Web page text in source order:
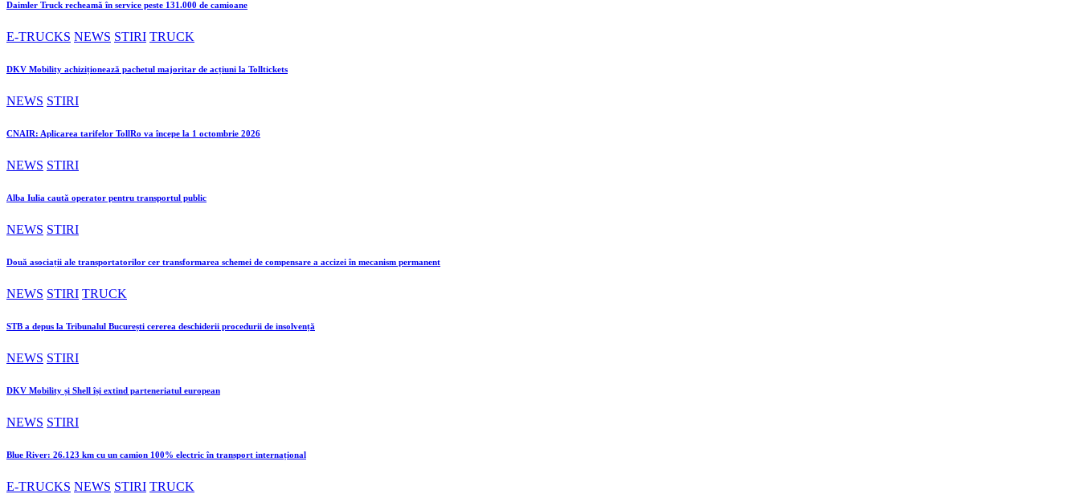
Daimler Truck recheamă în service peste 131.000 de camioane
E-TRUCKS NEWS STIRI TRUCK
DKV Mobility achiziționează pachetul majoritar de acțiuni la Tolltickets
NEWS STIRI
CNAIR: Aplicarea tarifelor TollRo va începe la 1 octombrie 2026
NEWS STIRI
Alba Iulia caută operator pentru transportul public
NEWS STIRI
Două asociații ale transportatorilor cer transformarea schemei de compensare a accizei în mecanism permanent
NEWS STIRI TRUCK
STB a depus la Tribunalul București cererea deschiderii procedurii de insolvență
NEWS STIRI
DKV Mobility și Shell își extind parteneriatul european
NEWS STIRI
Blue River: 26.123 km cu un camion 100% electric în transport internațional
E-TRUCKS NEWS STIRI TRUCK